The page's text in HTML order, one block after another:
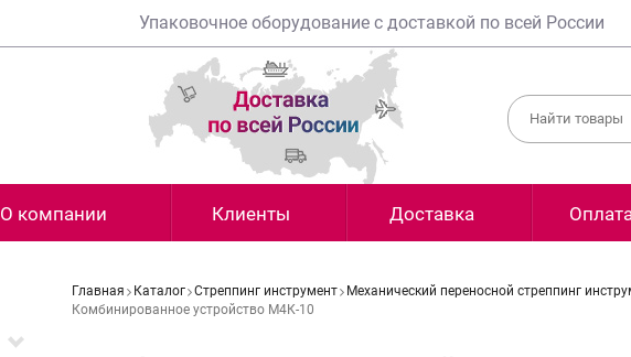
Упаковочное оборудование с доставкой по всей России
О компании Клиенты Доставка
Главная Каталог Стреппинг инструмент
Механический переносной стреппинг
Комбинированное устройство М4К-10